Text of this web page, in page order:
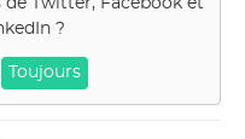
?
Toujours